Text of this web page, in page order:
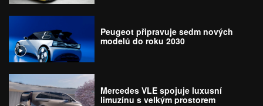
Peugeot připravuje sedm nových
modelů do roku 2030
Mercedes VLE spojuje luxusní
limuzínu s velkým prostorem